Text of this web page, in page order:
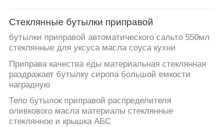
Стеклянные бутылки приправой
бутылки приправой автоматического сальто 550мл
стеклянные для уксуса масла соуса кухни
Приправа качества еды материальная стеклянная
раздражает бутылку сиропа большой емкости
наградную
Тело бутылок приправой распределителя
оливкового масла материалы стеклянные
стеклянное и крышка АБС